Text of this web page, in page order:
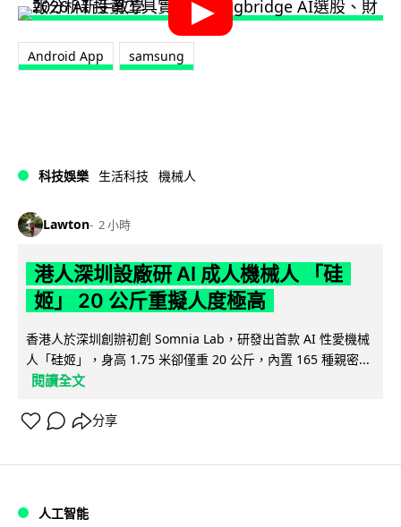
Android App samsung
科技娛樂 生活科技 機械人
Lawton 2 小時
港人深圳設廠研 AI 成人機械人 「硅
姬」 20 公斤重擬人度極高
香港人於深圳創辦初創 Somnia Lab，研發出首款 AI 性愛機械
人「硅姬」，身高 1.75 米卻僅重 20 公斤，內置 165 種親密...
閱讀全文
分享
人工智能